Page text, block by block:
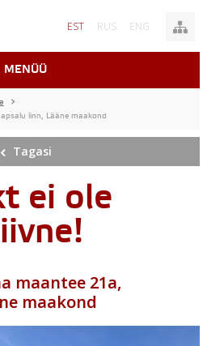
EST RUS ENG
MENÜÜ
>
linn, Lääne maakond
Tagasi
ei ole
maantee 21a,
maakond